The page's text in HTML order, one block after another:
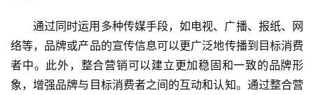
通过同时运用多种传媒手段，如电视、广播、报纸、网
络等，品牌或产品的宣传信息可以更广泛地传播到目标消费
者中。此外，整合营销可以建立更加稳固和一致的品牌形
象，增强品牌与目标消费者之间的互动和认知。通过整合营